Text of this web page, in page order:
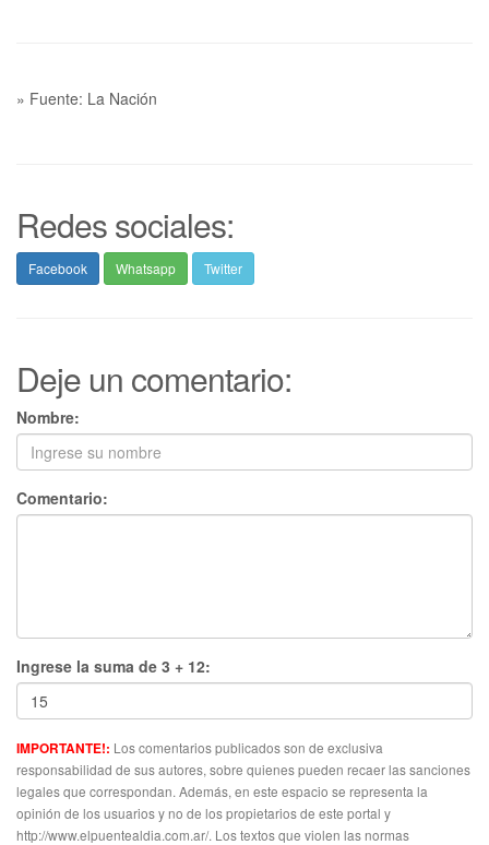
» Fuente: La Nación
Redes sociales:
Facebook Whatsapp Twitter
Deje un comentario:
Nombre:
Comentario:
Ingrese la suma de 3 + 12:
IMPORTANTE!: Los comentarios publicados son de exclusiva
responsabilidad de sus autores, sobre quienes pueden recaer las sanciones
legales que correspondan. Además, en este espacio se representa la
opinión de los usuarios y no de los propietarios de este portal y
http://www.elpuentealdia.com.ar/. Los textos que violen las normas